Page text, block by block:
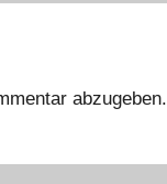
abzugeben.